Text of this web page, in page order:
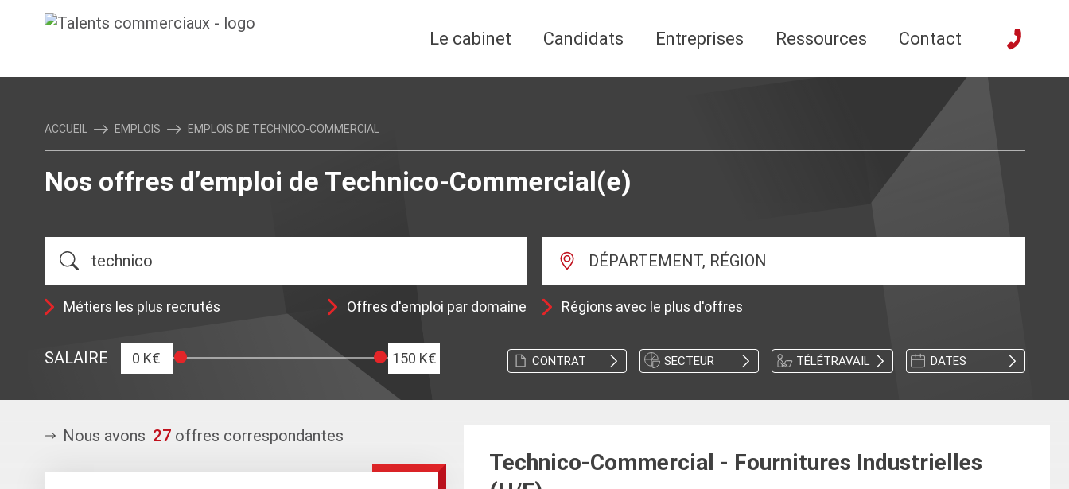
Le cabinet Candidats Entreprises Ressources Contact
ACCUEIL EMPLOIS EMPLOIS DE TECHNICO-COMMERCIAL
Nos offres d’emploi de Technico-Commercial(e)
Métiers les plus recrutés Offres d'emploi par domaine
DÉPARTEMENT, RÉGION
Régions avec le plus d'offres
SALAIRE 0 K€ 150 K€ CONTRAT SECTEUR TÉLÉTRAVAIL DATES
Nous avons 27 offres correspondantes
Technico-Commercial - Fournitures Industrielles